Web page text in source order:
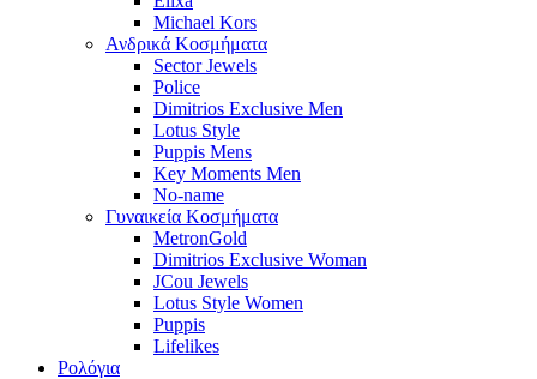
Michael Kors
Ανδρικά Κοσμήματα
Sector Jewels
Police
Dimitrios Exclusive Men
Lotus Style
Puppis Mens
Key Moments Men
No-name
Γυναικεία Κοσμήματα
MetronGold
Dimitrios Exclusive Woman
JCou Jewels
Lotus Style Women
Puppis
Lifelikes
Ρολόγια